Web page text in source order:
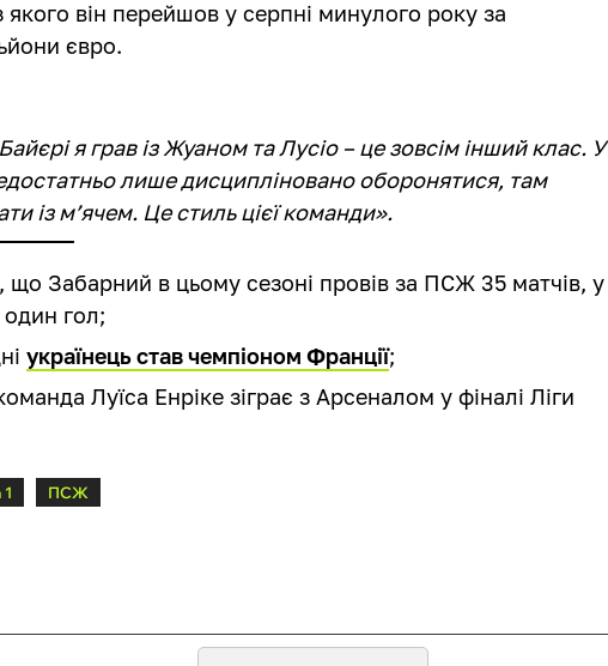
якого він перейшов у серпні минулого року за
євро.
я грав із Жуаном та Лусіо – це зовсім інший клас. У
лише дисципліновано оборонятися, там
із м’ячем. Це стиль цієї команди».
що Забарний в цьому сезоні провів за ПСЖ 35 матчів, у
гол;
українець став чемпіоном Франції;
Луїса Енріке зіграє з Арсеналом у фіналі Ліги
1 ПСЖ